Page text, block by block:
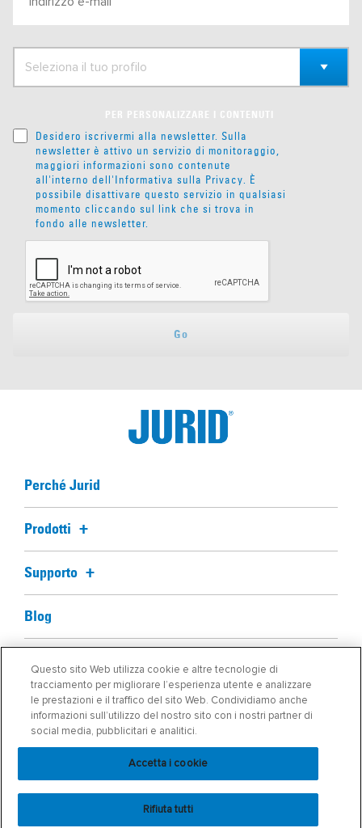
PER PERSONALIZZARE I CONTENUTI
Desidero iscrivermi alla newsletter. Sulla
newsletter è attivo un servizio di monitoraggio,
maggiori informazioni sono contenute
all'interno dell'Informativa sulla Privacy . È
possibile disattivare questo servizio in qualsiasi
momento cliccando sul link che si trova in
fondo alle newsletter.
Go
Perché Jurid
Prodotti
Supporto
Blog
Trova il mio componente
Questo sito Web utilizza cookie e altre tecnologie di
tracciamento per migliorare l’esperienza utente e analizzare
le prestazioni e il traffico del sito Web. Condividiamo anche
informazioni sull’utilizzo del nostro sito con i nostri partner di
social media, pubblicitari e analitici.
Rifiuta tutti
Accetta i cookie